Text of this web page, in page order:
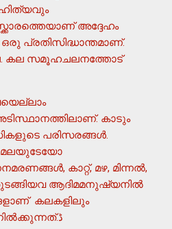
അദ്ദേഹം
പ്രതിസിദ്ധാന്തമാണ്.
കല സമൂഹചലനത്തോട്
കാടും
പരിസരങ്ങള്‍.
മലയുടേയോ
കാറ്റ്, മഴ, മിന്നല്‍,
തുടങ്ങിയവ ആദിമമനുഷ്യനില്‍
കലകളിലും
വിശ്വാസങ്ങളിലും ആചാരാനുഷ്ഠാനങ്ങളിലും പുരാവൃത്തങ്ങളിലുമെല്ലാം നിറഞ്ഞുനില്‍ക്കുന്നത്.ڈ